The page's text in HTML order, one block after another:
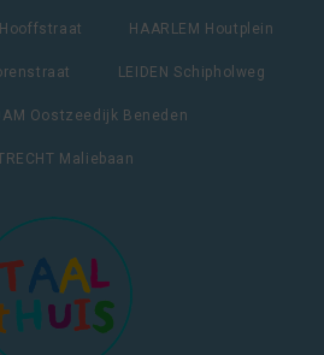
HAARLEM Houtplein
LEIDEN Schipholweg
Oostzeedijk Beneden
Maliebaan